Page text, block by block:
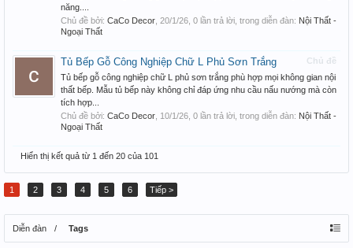
năng....
Chủ đề bởi: CaCo Decor 20/1/26 , 0 lần trả lời, trong diễn đàn: Nội Thất -
Ngoại Thất
Chủ đề
Tủ Bếp Gỗ Công Nghiệp Chữ L Phủ Sơn Trắng
Tủ bếp gỗ công nghiệp chữ L phủ sơn trắng phù hợp mọi không gian nội
thất bếp. Mẫu tủ bếp này không chỉ đáp ứng nhu cầu nấu nướng mà còn
tích hợp...
Chủ đề bởi: CaCo Decor 10/1/26 , 0 lần trả lời, trong diễn đàn: Nội Thất -
Ngoại Thất
Hiển thị kết quả từ 1 đến 20 của 101
1 2 3 4 5 6 Tiếp >
Diễn đàn Tags